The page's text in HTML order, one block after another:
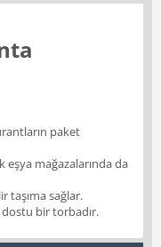
paket
eşya mağazalarında da
taşıma sağlar.
bir torbadır.